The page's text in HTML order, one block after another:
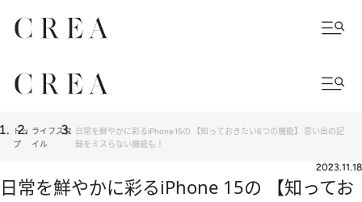
トッ
プ
ライフスタ
イル
日常を鮮やかに彩るiPhone 15の 【知っておきたい6つの機能】 思い出の記
録をミスらない機能も！
2023.11.18
日常を鮮やかに彩るiPhone 15の 【知ってお